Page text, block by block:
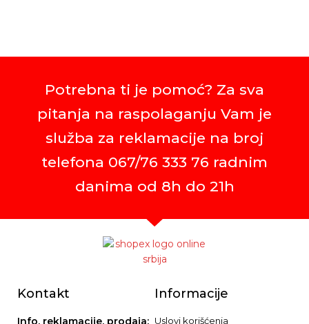
Potrebna ti je pomoć? Za sva
pitanja na raspolaganju Vam je
služba za reklamacije na broj
telefona 067/76 333 76 radnim
danima od 8h do 21h
Kontakt Informacije
Uslovi korišćenja